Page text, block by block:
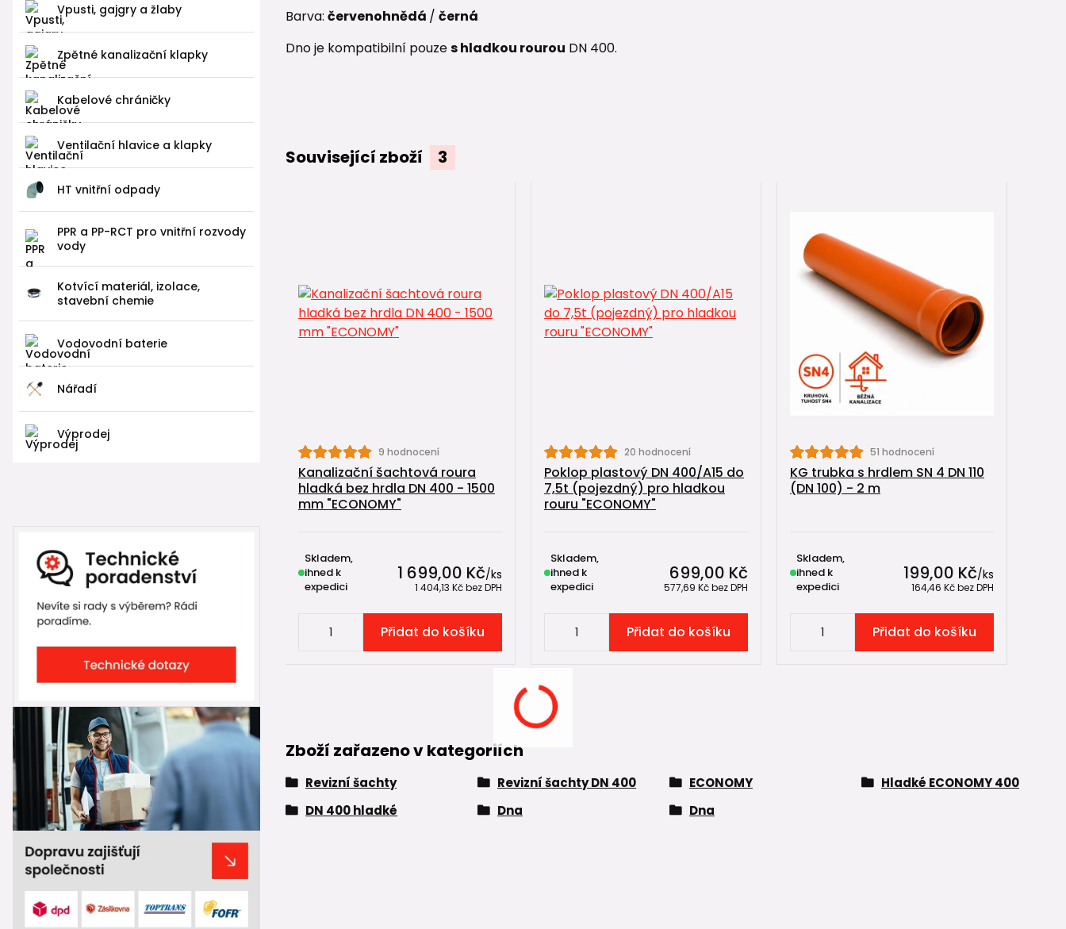
Vpusti, gajgry a žlaby
Zpětné kanalizační klapky
Kabelové chráničky
Ventilační hlavice a klapky
HT vnitřní odpady
PPR a PP-RCT pro vnitřní rozvody
vody
Kotvící materiál, izolace,
stavební chemie
Vodovodní baterie
Nářadí
Výprodej
Barva: červenohnědá / černá
Dno je kompatibilní pouzes hladkou rourou DN 400.
Související zboží 3
9 hodnocení
Kanalizační šachtová roura
hladká bez hrdla DN 400 - 1500
mm "ECONOMY"
1 699,00 Kč/ks
1 404,13 Kčbez DPH
Skladem,
ihned k
expedici
Přidat do košíku
20 hodnocení
Poklop plastový DN 400/A15 do
7,5t (pojezdný) pro hladkou
rouru "ECONOMY"
699,00 Kč
577,69 Kčbez DPH
Skladem,
ihned k
expedici
Přidat do košíku
51 hodnocení
KG trubka s hrdlem SN 4 DN 110
(DN 100) - 2 m
199,00 Kč/ks
164,46 Kčbez DPH
Skladem,
ihned k
expedici
Přidat do košíku
Zboží zařazeno v kategoriích
Revizní šachty Revizní šachty DN 400 ECONOMY
Hladké ECONOMY 400
DN 400 hladké
Dna Dna